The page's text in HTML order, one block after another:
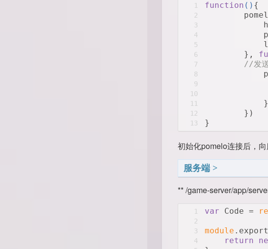
1
2
3
4
5
6
7
8
9
10
11
12
13
function ( ) {
	},
//发
	})
}
初始化pomelo连接后，
服务端
** /game-server/app/
1
2
3
4
var Code =
module
return